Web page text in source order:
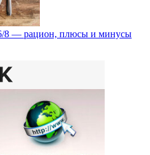
8 — рацион, плюсы и минусы